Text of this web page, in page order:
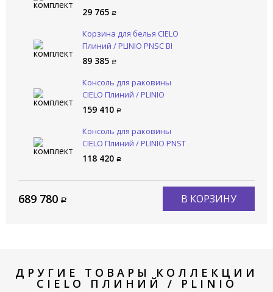
29 765
Корзина для белья CIELO
Плиний / PLINIO PNSC BI
89 385
Консоль для раковины
CIELO Плиний / PLINIO
PNSTE RO
159 410
Консоль для раковины
CIELO Плиний / PLINIO PNST
CM
118 420
689 780 В КОРЗИНУ
ДРУГИЕ ТОВАРЫ КОЛЛЕКЦИИ
CIELO ПЛИНИЙ / PLINIO